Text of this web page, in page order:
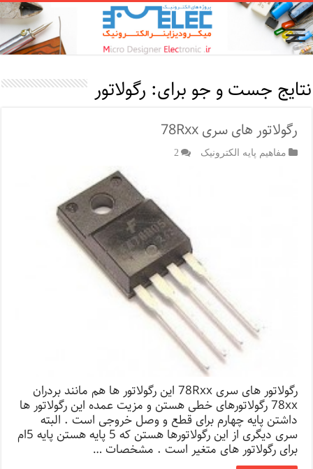
نتایج جست و جو برای: رگولاتور
رگولاتور های سری 78Rxx
مفاهیم پایه الکترونیک 2
رگولاتور های سری 78Rxx این رگولاتور ها هم مانند بردران
78xx رگولاتورهای خطی هستن و مزیت عمده این رگولاتور ها
داشتن پایه چهارم برای قطع و وصل خروجی است . البته
سری دیگری از این رگولاتورها هستن که 5 پایه هستن پایه 5ام
برای رگولاتور های متغیر است . مشخصات …